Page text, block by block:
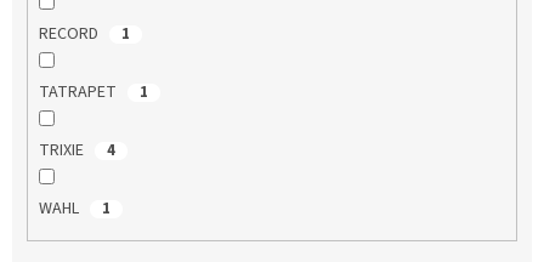
RECORD 1
TATRAPET 1
TRIXIE 4
WAHL 1